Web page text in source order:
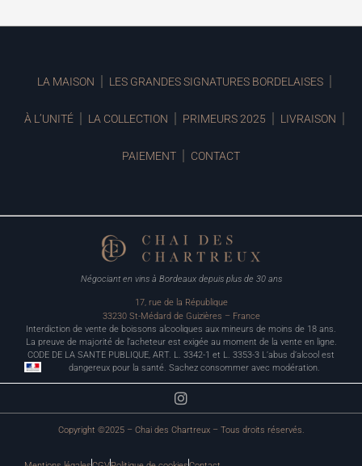
LA MAISON LES GRANDES SIGNATURES BORDELAISES
À L’UNITÉ LA COLLECTION PRIMEURS 2025 LIVRAISON
PAIEMENT CONTACT
Négociant en vins à Bordeaux depuis plus de 30 ans
17, rue de la République
33230 St-Médard de Guizières – France
Interdiction de vente de boissons alcooliques aux mineurs de moins de 18 ans.
La preuve de majorité de l’acheteur est exigée au moment de la vente en ligne.
CODE DE LA SANTE PUBLIQUE, ART. L. 3342-1 et L. 3353-3 L’abus d’alcool est
dangereux pour la santé. Sachez consommer avec modération.
Copyright ©2025 – Chai des Chartreux – Tous droits réservés.